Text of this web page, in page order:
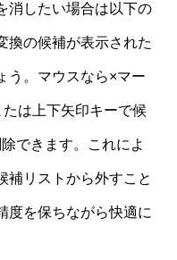
消したい場合は以下の
換の候補が表示された
う。マウスなら×マー
は上下矢印キーで候
できます。これによ
補リストから外すこと
度を保ちながら快適に